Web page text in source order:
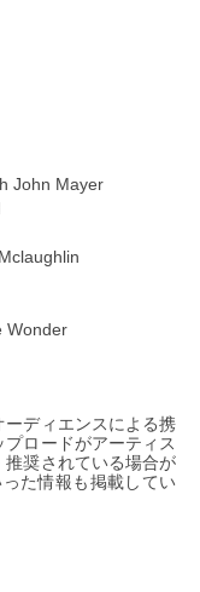
John Mayer
Wonder
ディエンスによる携
ロードがアーティス
推奨されている場合が
た情報も掲載してい